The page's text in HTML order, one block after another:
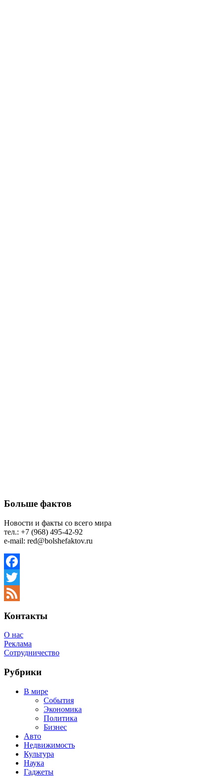
Больше фактов
Новости и факты со всего мира
тел.: +7 (968) 495-42-92
e-mail: red@bolshefaktov.ru
Facebook
Twitter
Контакты
О нас
Реклама
Сотрудничество
Рубрики
В мире
События
Экономика
Политика
Бизнес
Авто
Недвижимость
Культура
Наука
Гаджеты